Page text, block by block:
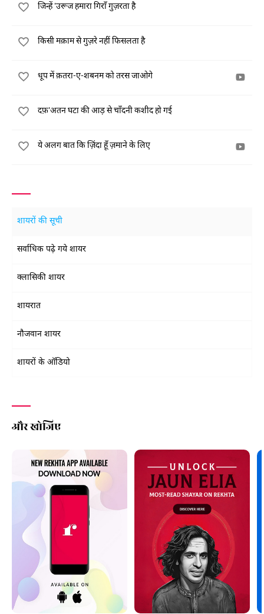
जिन्हें 'उरूज हमारा गिराँ गुज़रता है
किसी मक़ाम से गुज़रे नहीं फिसलता है
धूप में क़तरा-ए-शबनम को तरस जाओगे
दफ़'अतन घटा की आड़ से चाँदनी कशीद हो गई
ये अलग बात कि ज़िंदा हूँ ज़माने के लिए
शायरों की सूची
सर्वाधिक पढ़े गये शायर
क्लासिकी शायर
शायरात
नौजवान शायर
शायरों के ऑडियो
और खोजिए